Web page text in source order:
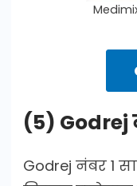
(5) Godrej
Godrej नंबर 1